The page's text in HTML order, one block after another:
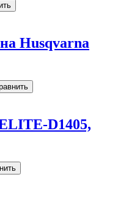
Husqvarna
D1405,